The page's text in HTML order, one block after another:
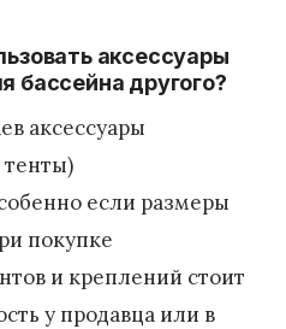
аксессуары
бассейна другого?
аксессуары
если размеры
покупке
и креплений стоит
у продавца или в